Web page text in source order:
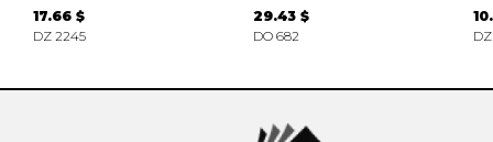
17.66 $
DZ 2245
29.43 $
DO 682